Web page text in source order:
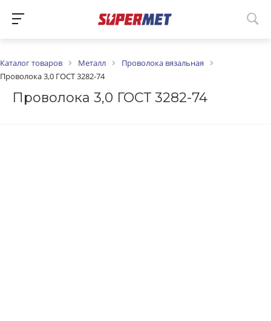
Каталог товаров Металл
Проволока вязальная
Проволока 3,0 ГОСТ 3282-74
Проволока 3,0 ГОСТ 3282-74